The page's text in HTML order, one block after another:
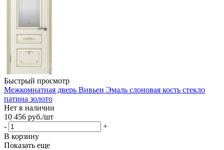
Быстрый просмотр
Межкомнатная дверь Вивьен Эмаль слоновая кость стекло
патина золото
Нет в наличии
10 456 руб./шт
-
+
В корзину
Показать еще